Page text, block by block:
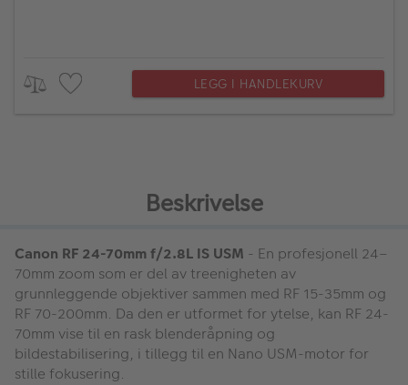
LEGG I HANDLEKURV
Beskrivelse
Canon RF 24-70mm f/2.8L IS USM - En profesjonell 24–
70mm zoom som er del av treenigheten av
grunnleggende objektiver sammen med RF 15-35mm og
RF 70-200mm. Da den er utformet for ytelse, kan RF 24-
70mm vise til en rask blenderåpning og
bildestabilisering, i tillegg til en Nano USM-motor for
stille fokusering.